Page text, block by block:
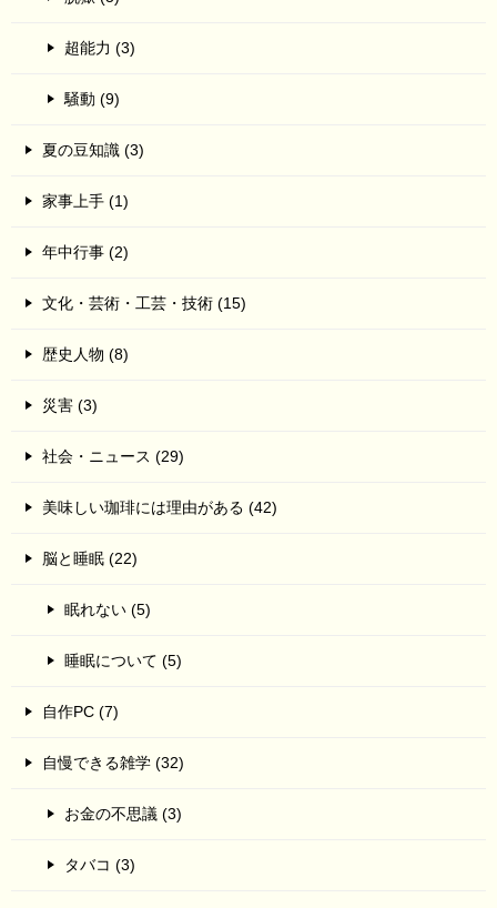
超能力 (3)
騒動 (9)
夏の豆知識 (3)
家事上手 (1)
年中行事 (2)
文化・芸術・工芸・技術 (15)
歴史人物 (8)
災害 (3)
社会・ニュース (29)
美味しい珈琲には理由がある (42)
脳と睡眠 (22)
眠れない (5)
睡眠について (5)
自作PC (7)
自慢できる雑学 (32)
お金の不思議 (3)
タバコ (3)